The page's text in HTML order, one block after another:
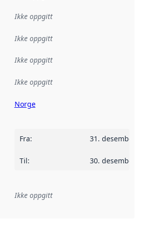
Ikke oppgitt
Ikke oppgitt
Ikke oppgitt
Ikke oppgitt
:
Norge
Fra: 31. desember
Til: 30. desember
Referanse til en implementasjonsregel
Ikke oppgitt